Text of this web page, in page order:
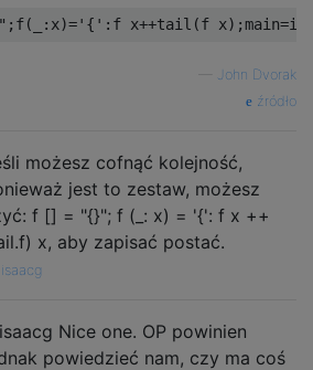
John Dvorak
źródło
możesz cofnąć kolejność,
jest to zestaw, możesz
f [] = "{}"; f (_: x) = '{': f x ++
x, aby zapisać postać.
isaacg
Nice one. OP powinien
powiedzieć nam, czy ma coś